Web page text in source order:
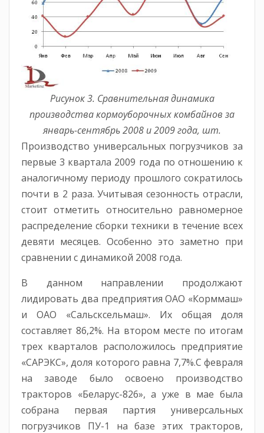
Рисунок 3. Сравнительная динамика
производства кормоуборочных комбайнов за
январь-сентябрь 2008 и 2009 года, шт.
Производство универсальных погрузчиков за
первые 3 квартала 2009 года по отношению к
аналогичному периоду прошлого сократилось
почти в 2 раза. Учитывая сезонность отрасли,
стоит отметить относительно равномерное
распределение сборки техники в течение всех
девяти месяцев. Особенно это заметно при
сравнении с динамикой 2008 года.
В данном направлении продолжают
лидировать два предприятия ОАО «Корммаш»
и ОАО «Сальсксельмаш». Их общая доля
составляет 86,2%. На втором месте по итогам
трех кварталов расположилось предприятие
«САРЭКС», доля которого равна 7,7%.С февраля
на заводе было освоено производство
тракторов «Беларус-826», а уже в мае была
собрана первая партия универсальных
погрузчиков ПУ-1 на базе этих тракторов,